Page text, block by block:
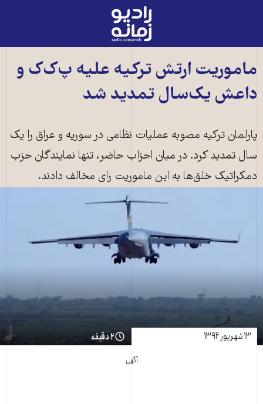
رادیو
زمانه
صفحه
اصلی
ماموریت ارتش ترکیه علیه‌ پ‌ک‌ک و
داعش یک‌سال تمدید شد
پارلمان ترکیه مصوبه عملیات نظامی در سوریه و عراق را یک
سال تمدید کرد. در میان احزاب حاضر، تنها نمایندگان حزب
دمکراتیک خلق‌ها به این ماموریت رای مخالف دادند.
۱۳ شهریور ۱۳۹۴ ۲ دقیقه
آگهی